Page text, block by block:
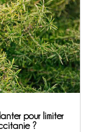
pour limiter
?